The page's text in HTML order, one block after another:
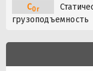
C0r
грузоподъемность